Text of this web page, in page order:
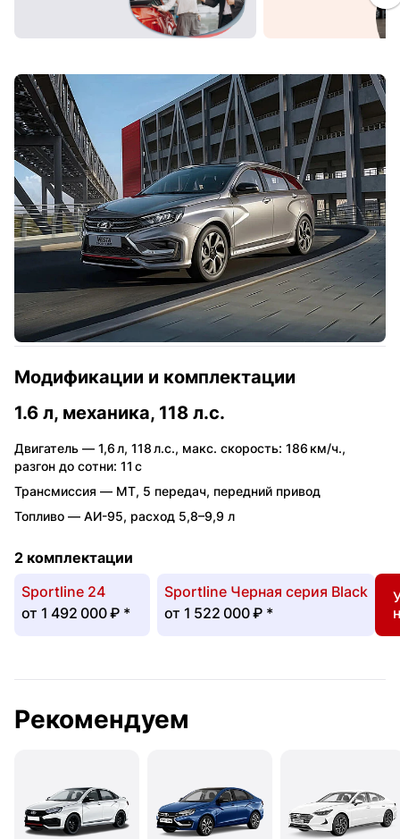
Модификации и комплектации
1.6 л, механика, 118 л.с.
Двигатель — 1,6 л, 118 л.с., макс. скорость: 186 км/ч.,
разгон до сотни: 11 с
Трансмиссия — MT, 5 передач, передний привод
Топливо — АИ-95, расход 5,8–9,9 л
2 комплектации
Sportline 24
от 1 492 000 ₽ *
Sportline Черная серия Black
от 1 522 000 ₽ *
Рекомендуем